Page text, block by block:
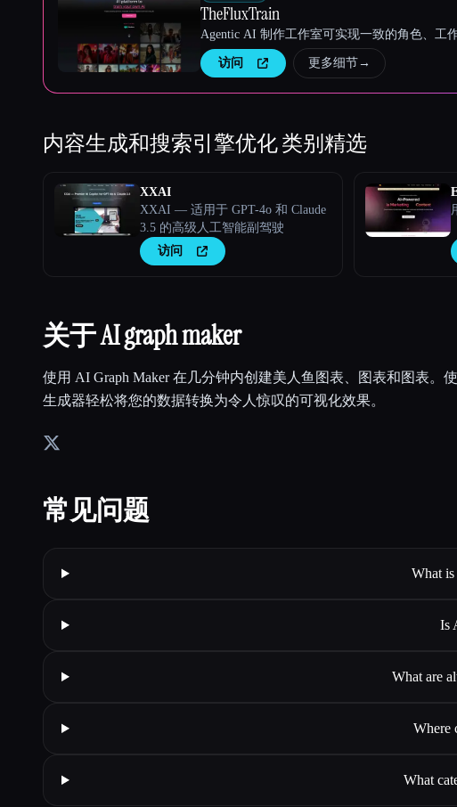
TheFluxTrain
Agentic AI 制作工作室可实现一致的角色、工
访问 更多细节→
内容生成和搜索引擎优化类别精选
XXAI
XXAI — 适用于 GPT-4o 和 Claude
3.5 的高级人工智能副驾驶
访问
关于 AI graph maker
使用 AI Graph Maker 在几分钟内创建美人鱼图表、图表和图表。
生成器轻松将您的数据转换为令人惊叹的可视化效果。
常见问题
What
Is
What are
Where
What